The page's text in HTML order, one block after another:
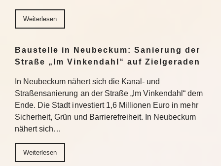
Weiterlesen
Baustelle in Neubeckum: Sanierung der
Straße „Im Vinkendahl“ auf Zielgeraden
In Neubeckum nähert sich die Kanal- und
Straßensanierung an der Straße „Im Vinkendahl“ dem
Ende. Die Stadt investiert 1,6 Millionen Euro in mehr
Sicherheit, Grün und Barrierefreiheit. In Neubeckum
nähert sich…
Weiterlesen